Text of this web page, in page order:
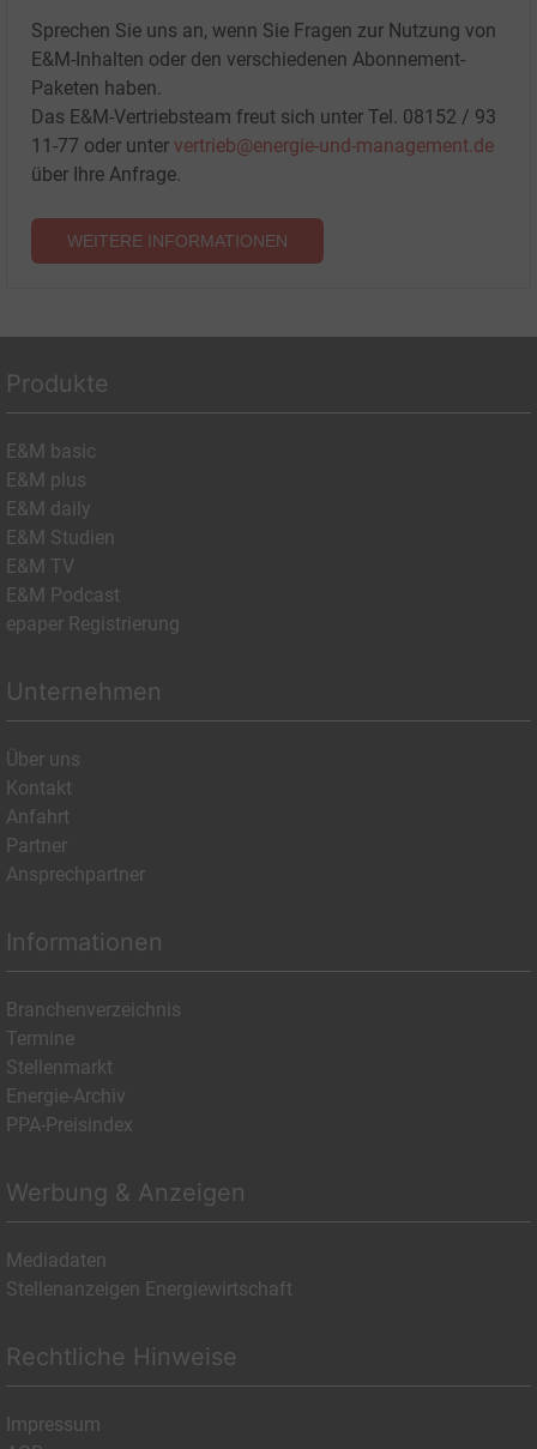
Sprechen Sie uns an, wenn Sie Fragen zur Nutzung von
E&M-Inhalten oder den verschiedenen Abonnement-
Paketen haben.
Das E&M-Vertriebsteam freut sich unter Tel. 08152 / 93
11-77 oder unter vertrieb@energie-und-management.de
über Ihre Anfrage.
WEITERE INFORMATIONEN
Produkte
E&M basic
E&M plus
E&M daily
E&M Studien
E&M TV
E&M Podcast
epaper Registrierung
Unternehmen
Über uns
Kontakt
Anfahrt
Partner
Ansprechpartner
Informationen
Branchenverzeichnis
Termine
Stellenmarkt
Energie-Archiv
PPA-Preisindex
Werbung & Anzeigen
Mediadaten
Stellenanzeigen Energiewirtschaft
Rechtliche Hinweise
Impressum